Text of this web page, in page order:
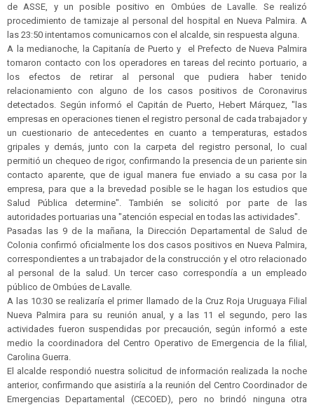
de ASSE, y un posible positivo en Ombúes de Lavalle. Se realizó
procedimiento de tamizaje al personal del hospital en Nueva Palmira. A
las 23:50 intentamos comunicarnos con el alcalde, sin respuesta alguna.
A la medianoche, la Capitanía de Puerto y el Prefecto de Nueva Palmira
tomaron contacto con los operadores en tareas del recinto portuario, a
los efectos de retirar al personal que pudiera haber tenido
relacionamiento con alguno de los casos positivos de Coronavirus
detectados. Según informó el Capitán de Puerto, Hebert Márquez, "las
empresas en operaciones tienen el registro personal de cada trabajador y
un cuestionario de antecedentes en cuanto a temperaturas, estados
gripales y demás, junto con la carpeta del registro personal, lo cual
permitió un chequeo de rigor, confirmando la presencia de un pariente sin
contacto aparente, que de igual manera fue enviado a su casa por la
empresa, para que a la brevedad posible se le hagan los estudios que
Salud Pública determine". También se solicitó por parte de las
autoridades portuarias una "atención especial en todas las actividades".
Pasadas las 9 de la mañana, la Dirección Departamental de Salud de
Colonia confirmó oficialmente los dos casos positivos en Nueva Palmira,
correspondientes a un trabajador de la construcción y el otro relacionado
al personal de la salud. Un tercer caso correspondía a un empleado
público de Ombúes de Lavalle.
A las 10:30 se realizaría el primer llamado de la Cruz Roja Uruguaya Filial
Nueva Palmira para su reunión anual, y a las 11 el segundo, pero las
actividades fueron suspendidas por precaución, según informó a este
medio la coordinadora del Centro Operativo de Emergencia de la filial,
Carolina Guerra.
El alcalde respondió nuestra solicitud de información realizada la noche
anterior, confirmando que asistiría a la reunión del Centro Coordinador de
Emergencias Departamental (CECOED), pero no brindó ninguna otra